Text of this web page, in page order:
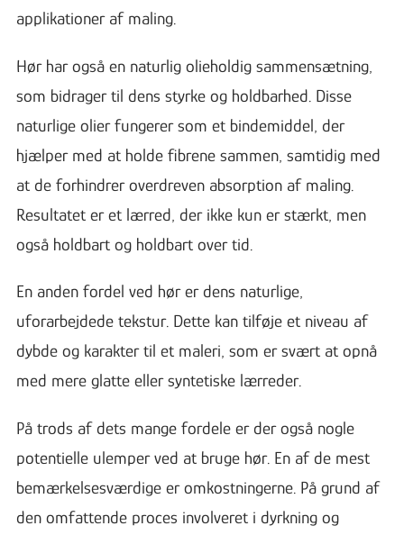
applikationer af maling.
Hør har også en naturlig olieholdig sammensætning,
som bidrager til dens styrke og holdbarhed. Disse
naturlige olier fungerer som et bindemiddel, der
hjælper med at holde fibrene sammen, samtidig med
at de forhindrer overdreven absorption af maling.
Resultatet er et lærred, der ikke kun er stærkt, men
også holdbart og holdbart over tid.
En anden fordel ved hør er dens naturlige,
uforarbejdede tekstur. Dette kan tilføje et niveau af
dybde og karakter til et maleri, som er svært at opnå
med mere glatte eller syntetiske lærreder.
På trods af dets mange fordele er der også nogle
potentielle ulemper ved at bruge hør. En af de mest
bemærkelsesværdige er omkostningerne. På grund af
den omfattende proces involveret i dyrkning og